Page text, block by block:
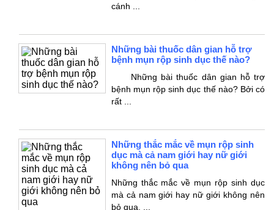
cánh ...
Những bài thuốc dân gian hỗ trợ
bệnh mụn rộp sinh dục thế nào?
Những bài thuốc dân gian hỗ trợ
bệnh mụn rộp sinh dục thế nào? Bởi có
rất ...
Những thắc mắc về mụn rộp sinh
dục mà cả nam giới hay nữ giới
không nên bỏ qua
Những thắc mắc về mụn rộp sinh dục
mà cả nam giới hay nữ giới không nên
bỏ qua, ...